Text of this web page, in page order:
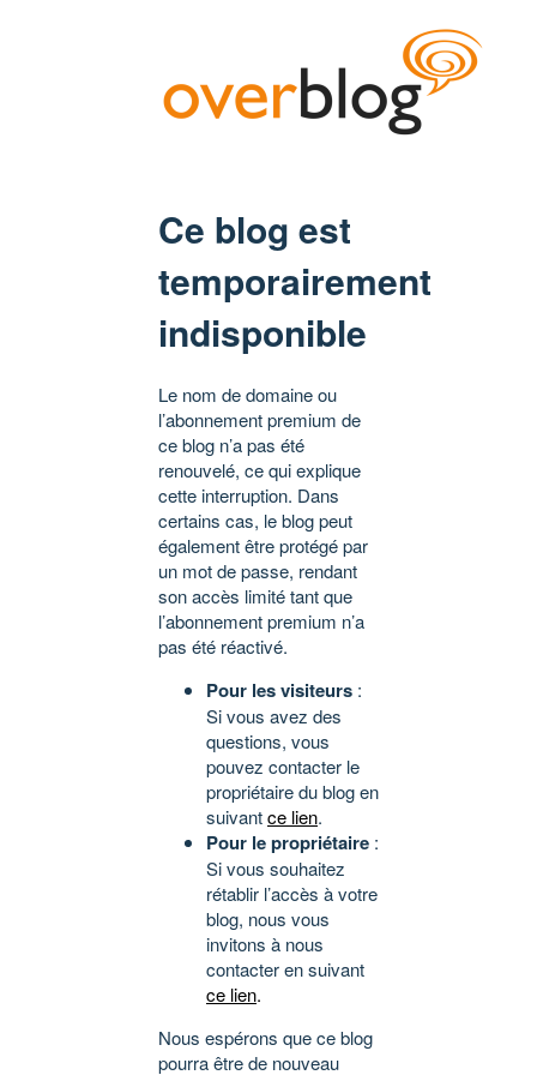
Ce blog est
temporairement
indisponible
Le nom de domaine ou
l’abonnement premium de
ce blog n’a pas été
renouvelé, ce qui explique
cette interruption. Dans
certains cas, le blog peut
également être protégé par
un mot de passe, rendant
son accès limité tant que
l’abonnement premium n’a
pas été réactivé.
Pour les visiteurs :
Si vous avez des
questions, vous
pouvez contacter le
propriétaire du blog en
suivantce lien.
Pour le propriétaire :
Si vous souhaitez
rétablir l’accès à votre
blog, nous vous
invitons à nous
contacter en suivant
ce lien.
Nous espérons que ce blog
pourra être de nouveau